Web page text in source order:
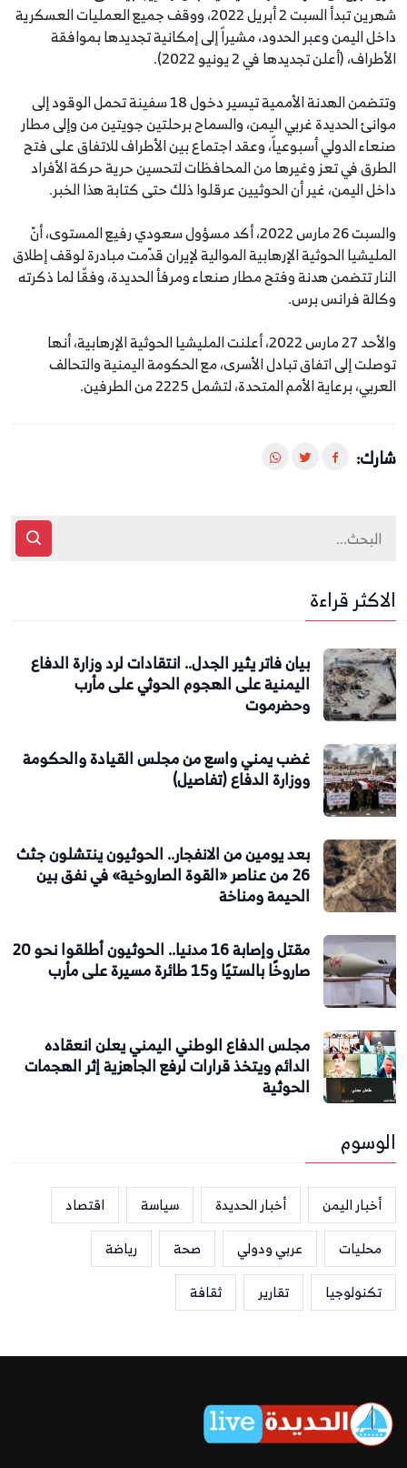
شهرين تبدأ السبت 2 أبريل 2022، ووقف جميع العمليات العسكرية
داخل اليمن وعبر الحدود، مشيراً إلى إمكانية تجديدها بموافقة
الأطراف، (أعلن تجديدها في 2 يونيو 2022).
وتتضمن الهدنة الأممية تيسير دخول 18 سفينة تحمل الوقود إلى
موانئ الحديدة غربي اليمن، والسماح برحلتين جويتين من وإلى مطار
صنعاء الدولي أسبوعياً، وعقد اجتماع بين الأطراف للاتفاق على فتح
الطرق في تعز وغيرها من المحافظات لتحسين حرية حركة الأفراد
داخل اليمن، غير أن الحوثيين عرقلوا ذلك حتى كتابة هذا الخبر.
والسبت 26 مارس 2022، أكد مسؤول سعودي رفيع المستوى، أنّ
المليشيا الحوثية الإرهابية الموالية لإيران قدّمت مبادرة لوقف إطلاق
النار تتضمن هدنة وفتح مطار صنعاء ومرفأ الحديدة، وفقًا لما ذكرته
وكالة فرانس برس.
والأحد 27 مارس 2022، أعلنت المليشيا الحوثية الإرهابية، أنها
توصلت إلى اتفاق تبادل الأسرى، مع الحكومة اليمنية والتحالف
العربي، برعاية الأمم المتحدة، لتشمل 2225 من الطرفين.
شارك:
الاكثر قراءة
بيان فاتر يثير الجدل.. انتقادات لرد وزارة الدفاع
اليمنية على الهجوم الحوثي على مأرب
وحضرموت
غضب يمني واسع من مجلس القيادة والحكومة
ووزارة الدفاع (تفاصيل)
بعد يومين من الانفجار.. الحوثيون ينتشلون جثث
26 من عناصر «القوة الصاروخية» في نفق بين
الحيمة ومناخة
مقتل وإصابة 16 مدنيا.. الحوثيون أطلقوا نحو 20
صاروخًا بالستيًا و15 طائرة مسيرة على مأرب
مجلس الدفاع الوطني اليمني يعلن انعقاده
الدائم ويتخذ قرارات لرفع الجاهزية إثر الهجمات
الحوثية
الوسوم
أخبار اليمن أخبار الحديدة سياسة
اقتصاد
محليات
عربي ودولي صحة
رياضة
تكنولوجيا
تقارير ثقافة